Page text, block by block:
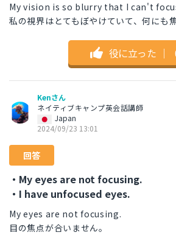
My vision is so blurry that I can't
私の視界はとてもぼやけていて、何にも
役に立った ｜
Kenさん
ネイティブキャンプ英会話講師
Japan
2024/09/23 13:01
回答
・My eyes are not focusing.
・I have unfocused eyes.
My eyes are not focusing.
目の焦点が合いません。